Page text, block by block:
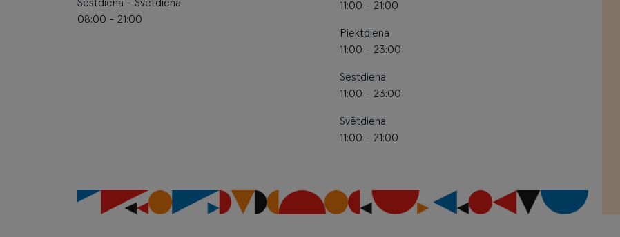
Sestdiena - Svētdiena
08:00 - 21:00
11:00 - 21:00
Piektdiena
11:00 - 23:00
Sestdiena
11:00 - 23:00
Svētdiena
11:00 - 21:00